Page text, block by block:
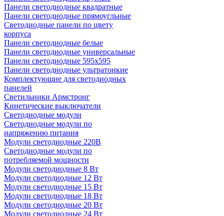
Панели светодиодные квадратные
Панели светодиодные прямоугльные
Светодиодные панели по цвету
корпуса
Панели светодиодные белые
Панели светодиодные универсальные
Панели светодиодные 595х595
Панели светодиодные ультратонкие
Комплектующие для светодиодных
панелей
Светильники Армстронг
Кинетические выключатели
Светодиодные модули
Светодиодные модули по
напряжению питания
Модули светодиодные 220В
Светодиодные модули по
потребляемой мощности
Модули светодиодные 8 Вт
Модули светодиодные 12 Вт
Модули светодиодные 15 Вт
Модули светодиодные 18 Вт
Модули светодиодные 20 Вт
Модули светодиодные 24 Вт